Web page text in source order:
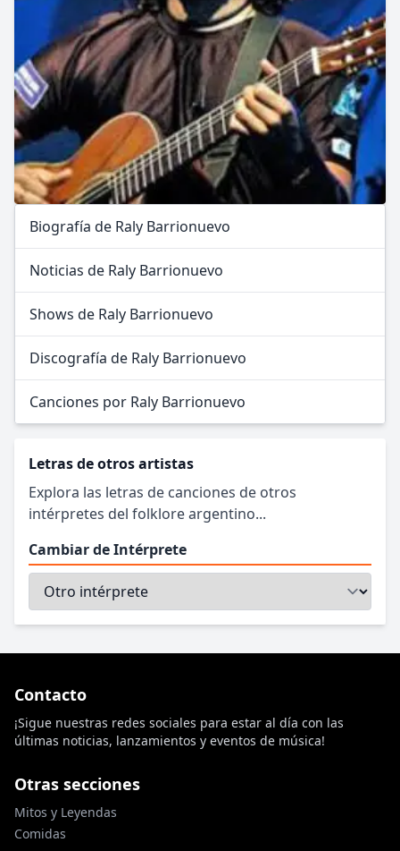
Biografía de Raly Barrionuevo
Noticias de Raly Barrionuevo
Shows de Raly Barrionuevo
Discografía de Raly Barrionuevo
Canciones por Raly Barrionuevo
Letras de otros artistas
Explora las letras de canciones de otros
intérpretes del folklore argentino...
Cambiar de Intérprete
Contacto
¡Sigue nuestras redes sociales para estar al día con las
últimas noticias, lanzamientos y eventos de música!
Otras secciones
Mitos y Leyendas
Comidas